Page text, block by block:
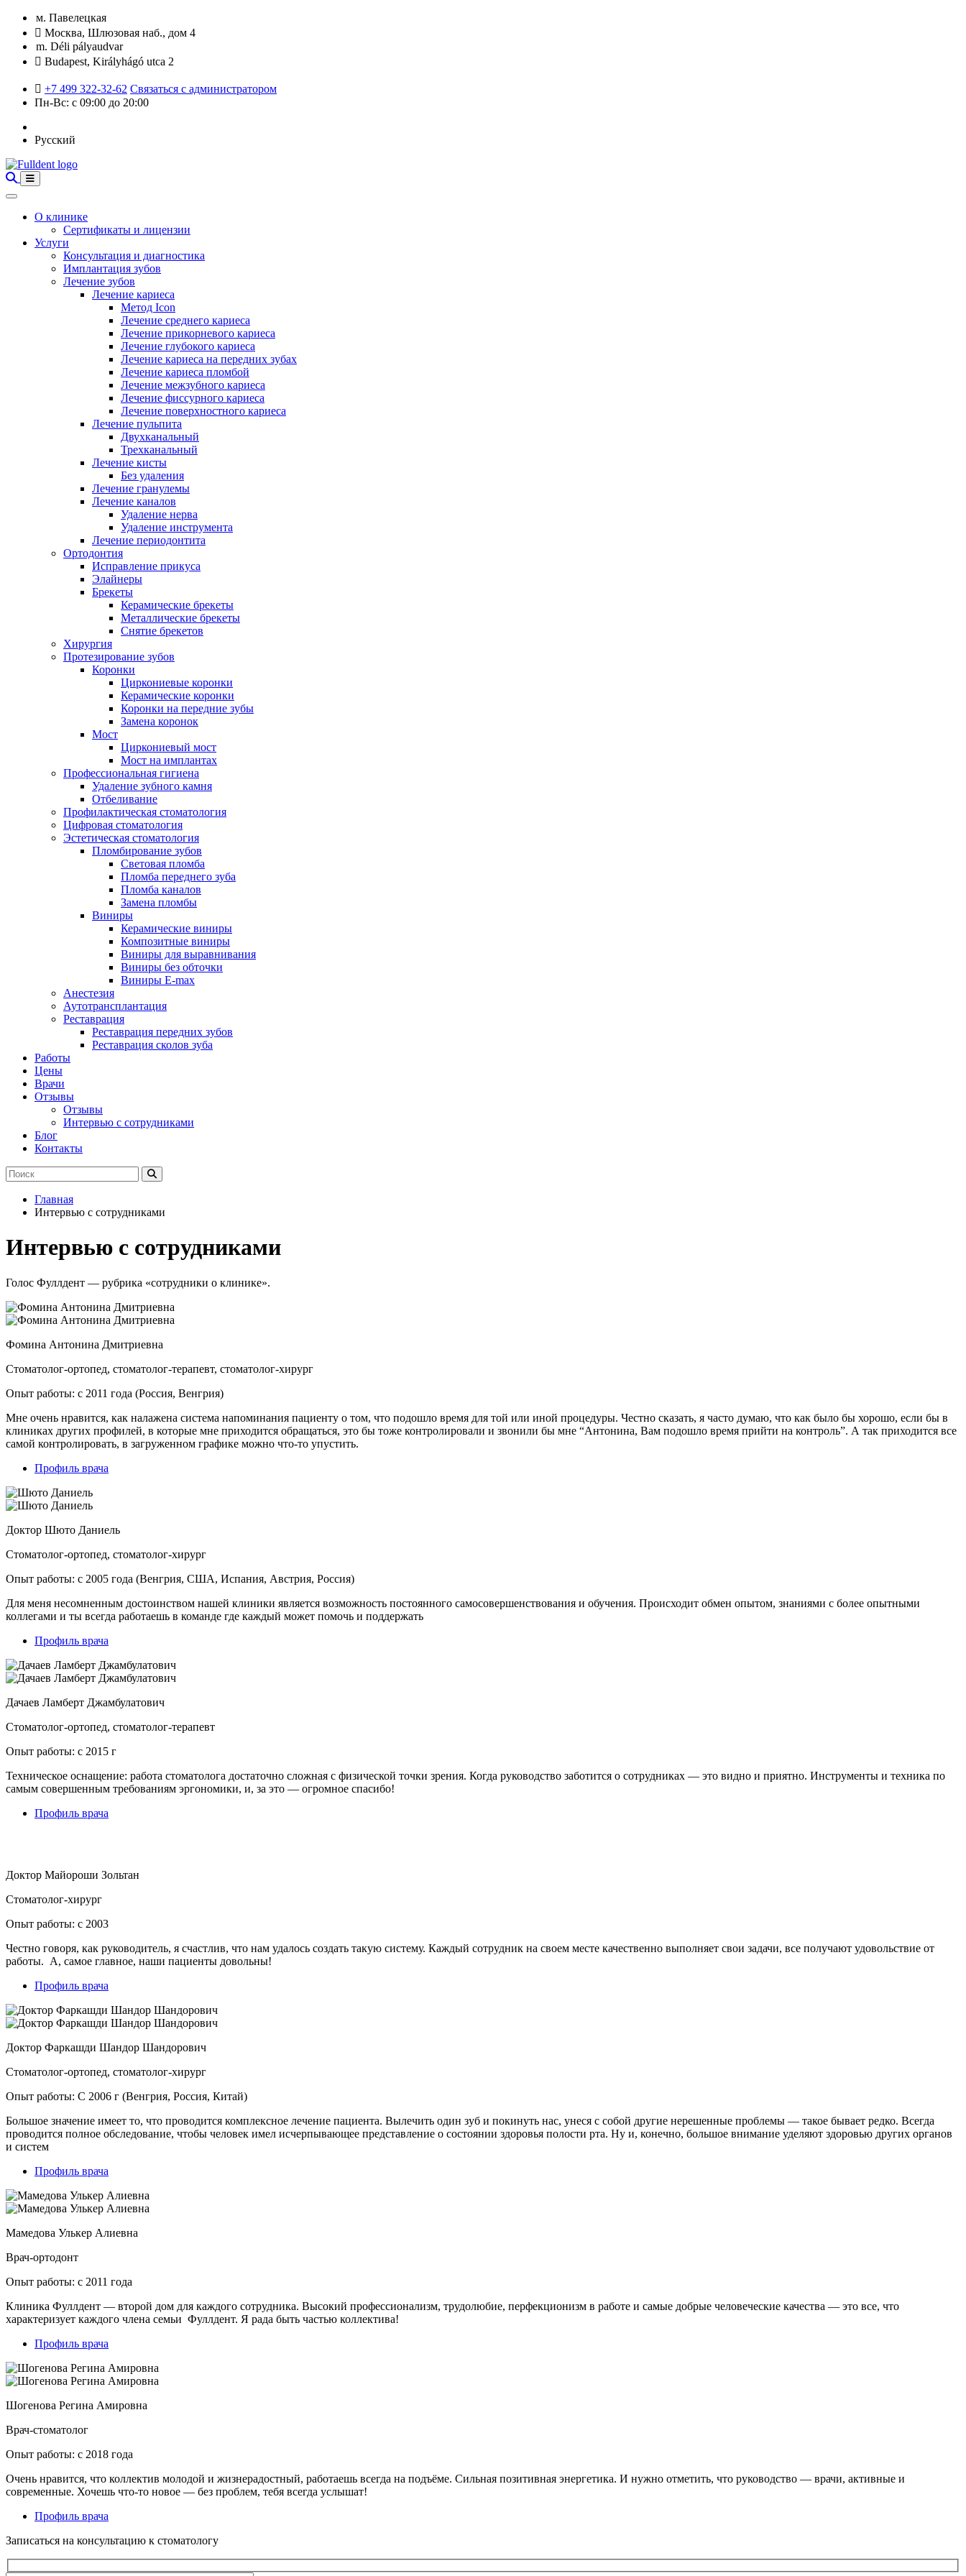
м. Павелецкая
Москва, Шлюзовая наб., дом 4
m. Déli pályaudvar
Budapest, Királyhágó utca 2
+7 499 322-32-62 Связаться с администратором
Пн-Вс: с 09:00 до 20:00
Русский
О клинике
Сертификаты и лицензии
Услуги
Консультация и диагностика
Имплантация зубов
Лечение зубов
Лечение кариеса
Метод Icon
Лечение среднего кариеса
Лечение прикорневого кариеса
Лечение глубокого кариеса
Лечение кариеса на передних зубах
Лечение кариеса пломбой
Лечение межзубного кариеса
Лечение фиссурного кариеса
Лечение поверхностного кариеса
Лечение пульпита
Двухканальный
Трехканальный
Лечение кисты
Без удаления
Лечение гранулемы
Лечение каналов
Удаление нерва
Удаление инструмента
Лечение периодонтита
Ортодонтия
Исправление прикуса
Элайнеры
Брекеты
Керамические брекеты
Металлические брекеты
Снятие брекетов
Хирургия
Протезирование зубов
Коронки
Циркониевые коронки
Керамические коронки
Коронки на передние зубы
Замена коронок
Мост
Циркониевый мост
Мост на имплантах
Профессиональная гигиена
Удаление зубного камня
Отбеливание
Профилактическая стоматология
Цифровая стоматология
Эстетическая стоматология
Пломбирование зубов
Световая пломба
Пломба переднего зуба
Пломба каналов
Замена пломбы
Виниры
Керамические виниры
Композитные виниры
Виниры для выравнивания
Виниры без обточки
Виниры E-max
Анестезия
Аутотрансплантация
Реставрация
Реставрация передних зубов
Реставрация сколов зуба
Работы
Цены
Врачи
Отзывы
Отзывы
Интервью с сотрудниками
Блог
Контакты
Главная
Интервью с сотрудниками
Интервью с сотрудниками
Голос Фуллдент — рубрика «сотрудники о клинике».
Фомина Антонина Дмитриевна
Стоматолог-ортопед, стоматолог-терапевт, стоматолог-хирург
Опыт работы: с 2011 года (Россия, Венгрия)
Мне очень нравится, как налажена система напоминания пациенту о том, что подошло время для той или иной процедуры. Честно сказать, я часто думаю, что как было бы хорошо, если бы в
клиниках других профилей, в которые мне приходится обращаться, это бы тоже контролировали и звонили бы мне “Антонина, Вам подошло время прийти на контроль”. А так приходится все
самой контролировать, в загруженном графике можно что-то упустить.
Профиль врача
Доктор Шюто Даниель
Стоматолог-ортопед, стоматолог-хирург
Опыт работы: с 2005 года (Венгрия, США, Испания, Австрия, Россия)
Для меня несомненным достоинством нашей клиники является возможность постоянного самосовершенствования и обучения. Происходит обмен опытом, знаниями с более опытными
коллегами и ты всегда работаешь в команде где каждый может помочь и поддержать
Профиль врача
Дачаев Ламберт Джамбулатович
Стоматолог-ортопед, стоматолог-терапевт
Опыт работы: с 2015 г
Техническое оснащение: работа стоматолога достаточно сложная с физической точки зрения. Когда руководство заботится о сотрудниках — это видно и приятно. Инструменты и техника по
самым совершенным требованиям эргономики, и, за это — огромное спасибо!
Профиль врача
Доктор Майороши Зольтан
Стоматолог-хирург
Опыт работы: с 2003
Честно говоря, как руководитель, я счастлив, что нам удалось создать такую систему. Каждый сотрудник на своем месте качественно выполняет свои задачи, все получают удовольствие от
работы. А, самое главное, наши пациенты довольны!
Профиль врача
Доктор Фаркашди Шандор Шандорович
Стоматолог-ортопед, стоматолог-хирург
Опыт работы: С 2006 г (Венгрия, Россия, Китай)
Большое значение имеет то, что проводится комплексное лечение пациента. Вылечить один зуб и покинуть нас, унеся с собой другие нерешенные проблемы — такое бывает редко. Всегда
проводится полное обследование, чтобы человек имел исчерпывающее представление о состоянии здоровья полости рта. Ну и, конечно, большое внимание уделяют здоровью других органов
и систем
Профиль врача
Мамедова Улькер Алиевна
Врач-ортодонт
Опыт работы: с 2011 года
Клиника Фуллдент — второй дом для каждого сотрудника. Высокий профессионализм, трудолюбие, перфекционизм в работе и самые добрые человеческие качества — это все, что
характеризует каждого члена семьи Фуллдент. Я рада быть частью коллектива!
Профиль врача
Шогенова Регина Амировна
Врач-стоматолог
Опыт работы: с 2018 года
Очень нравится, что коллектив молодой и жизнерадостный, работаешь всегда на подъёме. Сильная позитивная энергетика. И нужно отметить, что руководство — врачи, активные и
современные. Хочешь что-то новое — без проблем, тебя всегда услышат!
Профиль врача
Записаться на консультацию к стоматологу